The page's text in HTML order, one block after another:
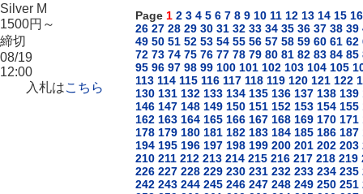
Silver M
1500円～
締切
08/19
12:00
入札はこちら
Page 1 2 3 4 5 6 7 8 9 10 11 12 13 14 15 16
26 27 28 29 30 31 32 33 34 35 36 37 38 39
49 50 51 52 53 54 55 56 57 58 59 60 61 62
72 73 74 75 76 77 78 79 80 81 82 83 84 85
95 96 97 98 99 100 101 102 103 104 105
113 114 115 116 117 118 119 120 121 122
130 131 132 133 134 135 136 137 138 139
146 147 148 149 150 151 152 153 154 155
162 163 164 165 166 167 168 169 170 171
178 179 180 181 182 183 184 185 186 187
194 195 196 197 198 199 200 201 202 203
210 211 212 213 214 215 216 217 218 219
226 227 228 229 230 231 232 233 234 235
242 243 244 245 246 247 248 249 250 251